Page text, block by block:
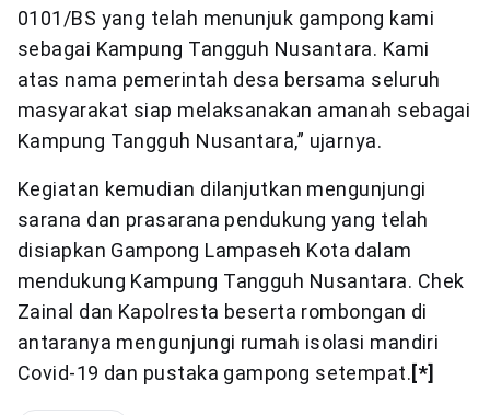
0101/BS yang telah menunjuk gampong kami
sebagai Kampung Tangguh Nusantara. Kami
atas nama pemerintah desa bersama seluruh
masyarakat siap melaksanakan amanah sebagai
Kampung Tangguh Nusantara,” ujarnya.
Kegiatan kemudian dilanjutkan mengunjungi
sarana dan prasarana pendukung yang telah
disiapkan Gampong Lampaseh Kota dalam
mendukung Kampung Tangguh Nusantara. Chek
Zainal dan Kapolresta beserta rombongan di
antaranya mengunjungi rumah isolasi mandiri
Covid-19 dan pustaka gampong setempat.[*]